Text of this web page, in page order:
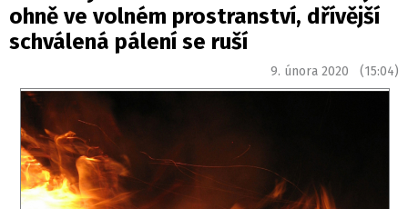
ohně ve volném prostranství, dřívější
schválená pálení se ruší
9. února 2020 (15:04)